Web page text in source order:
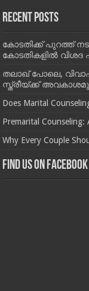
Recent Posts
കോടതിക്ക് പുറത്ത്
കോടതികളില്‍
തലാഖ് പോലെ,
സ്ത്രീയ്ക്ക്
Does Marital
Premarital Counseling:
Why Every Couple
Find us on Facebook